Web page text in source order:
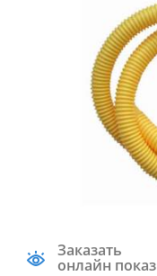
Заказать
онлайн показ